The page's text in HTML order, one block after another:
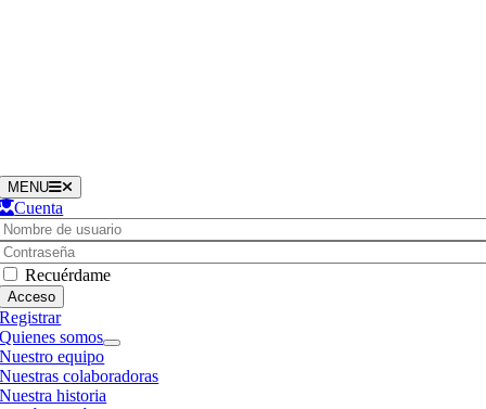
MENU
Cuenta
Recuérdame
Registrar
Quienes somos
Nuestro equipo
Nuestras colaboradoras
Nuestra historia